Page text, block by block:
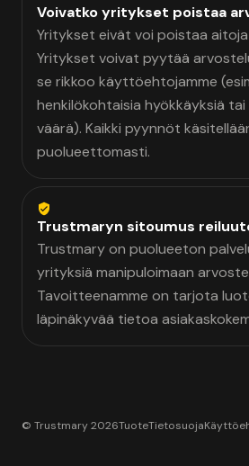
Voivatko yritykset poistaa
Yritykset eivät voi poistaa
Yritykset voivat pyytää
se rikkoo käyttöehtojamme
henkilökohtaisia hyökkäyksiä
väärä). Kaikki pyynnöt
puolueettomasti.
Trustmaryn sitoumus
Trustmary on puolueeton
yrityksiä manipuloimaan
Tavoitteenamme on tarjota
läpinäkyvää tietoa
© Trustmary 2026TuoteTietosuoja